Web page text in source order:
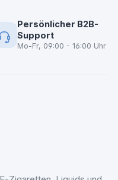
Persönlicher B2B-
Support
Mo-Fr, 09:00 - 16:00 Uhr